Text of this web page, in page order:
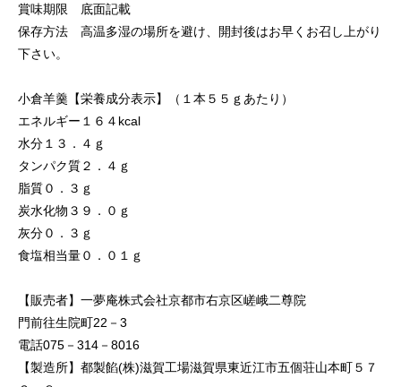
賞味期限 底面記載
保存方法 高温多湿の場所を避け、開封後はお早くお召し上がり
下さい。
小倉羊羹【栄養成分表示】（１本５５ｇあたり）
エネルギー１６４kcal
水分１３．４ｇ
タンパク質２．４ｇ
脂質０．３ｇ
炭水化物３９．０ｇ
灰分０．３ｇ
食塩相当量０．０１ｇ
【販売者】一夢庵株式会社京都市右京区嵯峨二尊院
門前往生院町22－3
電話075－314－8016
【製造所】都製餡(株)滋賀工場滋賀県東近江市五個荘山本町５７